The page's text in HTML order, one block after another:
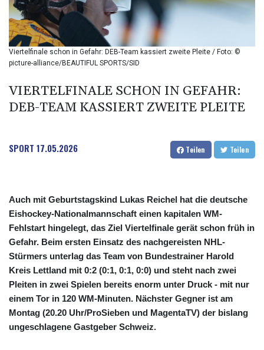
BRL 5.1183
BWP 13.521485
BZD 2.010681
CDF
CLF 0.023191
COP 3160.03
CRC 454.762008
CUC 1
CUP 26.5
CVE 96.14969
CZK 21.035899
DJF 177.720456
DZD 133.075044
Viertelfinale schon in Gefahr: DEB-Team kassiert zweite Pleite / Foto: ©
picture-alliance/BEAUTIFUL SPORTS/SID
VIERTELFINALE SCHON IN GEFAHR:
DEB-TEAM KASSIERT ZWEITE PLEITE
SPORT 17.05.2026 Teilen Teilen
Auch mit Geburtstagskind Lukas Reichel hat die deutsche
Eishockey-Nationalmannschaft einen kapitalen WM-
Fehlstart hingelegt, das Ziel Viertelfinale gerät schon früh in
Gefahr. Beim ersten Einsatz des nachgereisten NHL-
Stürmers unterlag das Team von Bundestrainer Harold
Kreis Lettland mit 0:2 (0:1, 0:1, 0:0) und steht nach zwei
Pleiten in zwei Spielen bereits enorm unter Druck - mit nur
einem Tor in 120 WM-Minuten. Nächster Gegner ist am
Montag (20.20 Uhr/ProSieben und MagentaTV) der bislang
ungeschlagene Gastgeber Schweiz.